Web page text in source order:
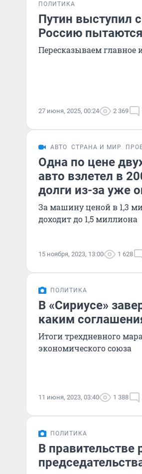
ПОЛИТИКА
Путин выступил
Россию
Пересказываем главное
27 июня, 2025, 00:24 2 369
АВТО СТРАНА И МИР
Одна по цене
авто взлетел в
долги из-за уже
За машину ценой в 1,3
доходит до 1,5 миллиона
15 ноября, 2023, 13:00 1 628
ПОЛИТИКА
В «Сириусе»
каким
Итоги трехдневного
экономического союза
11 июня, 2023, 03:40 1 388
ПОЛИТИКА
В правительстве